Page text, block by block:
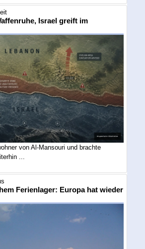
Israel greift im
von Al-Mansouri und brachte
...
Ferienlager: Europa hat wieder